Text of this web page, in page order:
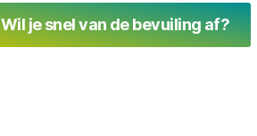
Wil je snel van de bevuiling af?